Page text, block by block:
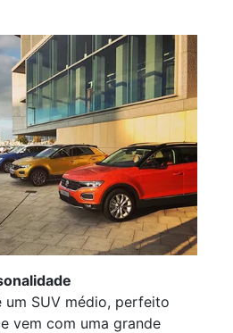
um SUV médio, perfeito
vem com uma grande